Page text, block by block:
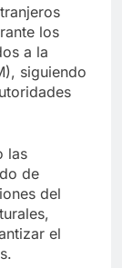
los
a la
siguiendo
las
de
del
el